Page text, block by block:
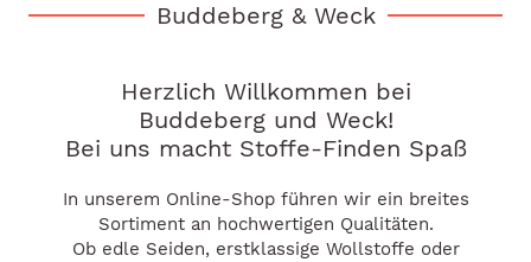
Buddeberg & Weck
Herzlich Willkommen bei
Buddeberg und Weck!
Bei uns macht Stoffe-Finden Spaß
In unserem Online-Shop führen wir ein breites
Sortiment an hochwertigen Qualitäten.
Ob edle Seiden, erstklassige Wollstoffe oder